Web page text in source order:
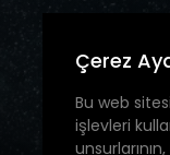
Çerez
Bu web
işlevleri